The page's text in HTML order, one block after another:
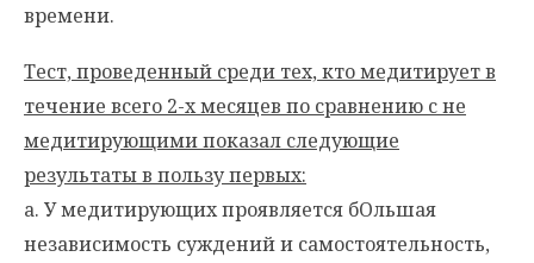
времени.
Тест, проведенный среди тех, кто медитирует в
течение всего 2-х месяцев по сравнению с не
медитирующими показал следующие
результаты в пользу первых:
a. У медитирующих проявляется бОльшая
независимость суждений и самостоятельность,